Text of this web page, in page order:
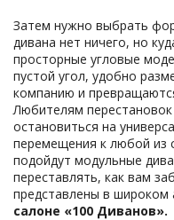
Затем нужно выбрать
дивана нет ничего, но
просторные угловые
пустой угол, удобно
компанию и
Любителям
остановиться на
перемещения к любой из
подойдут модульные
переставлять, как вам
представлены в широком
салоне «100 Диванов».